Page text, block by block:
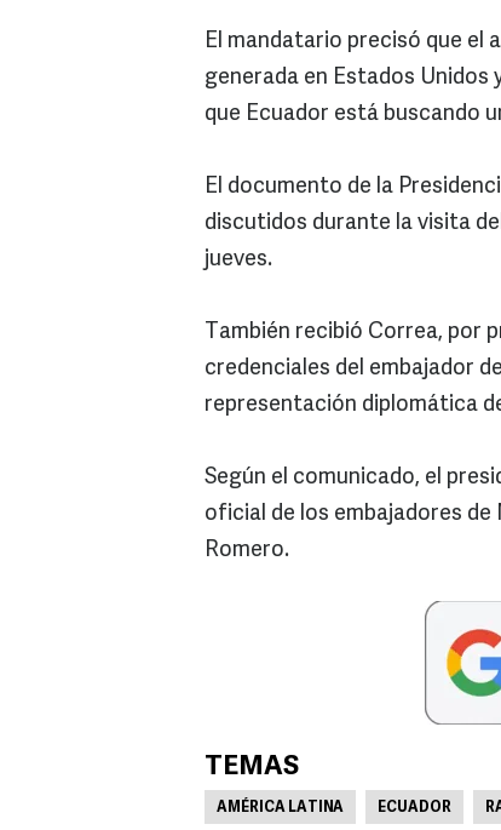
El mandatario precisó que el
generada en Estados Unidos
que Ecuador está buscando
El documento de la
discutidos durante la visita
jueves.
También recibió Correa, por
credenciales del embajador
representación diplomática
Según el comunicado, el
oficial de los embajadores de
Romero.
TEMAS
AMÉRICA LATINA ECUADOR